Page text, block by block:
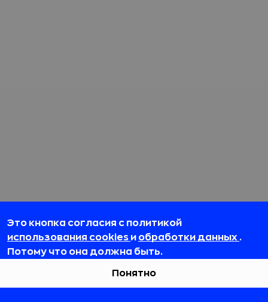
Это кнопка согласия с политикой
использования cookies и обработки данных .
Потому что она должна быть.
Понятно